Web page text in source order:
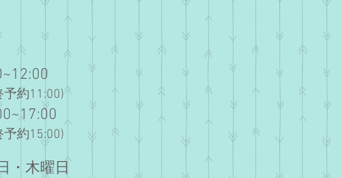
予約11:00)
予約15:00)
・木曜日